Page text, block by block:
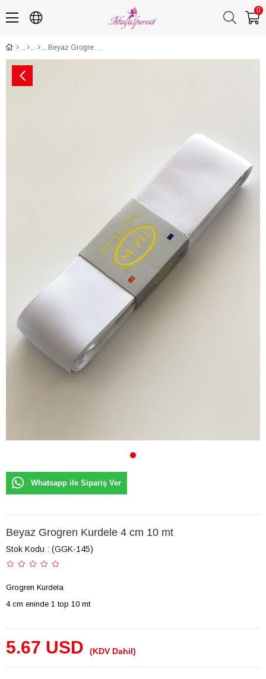
0
Beyaz Grogren Kurdele 4 cm 10 mt
Whatsapp ile Sipariş Ver
Beyaz Grogren Kurdele 4 cm 10 mt
Stok Kodu (GGK-145)
Grogren Kurdela
4 cm eninde 1 top 10 mt
5.67 USD (KDV Dahil)